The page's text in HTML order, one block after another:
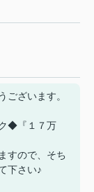
ざいます。
◆『１７万
すので、そち
下さい♪